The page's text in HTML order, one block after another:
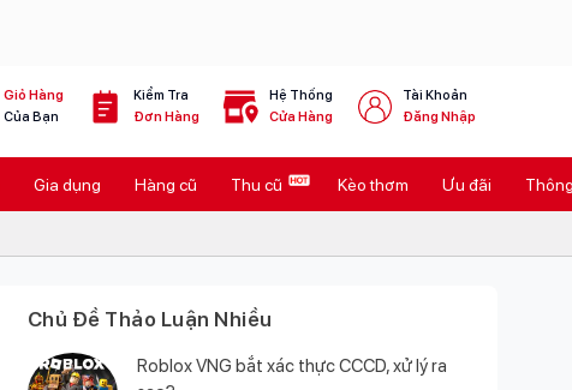
Giỏ Hàng
Của Bạn
Kiểm Tra
Đơn Hàng
Hệ Thống
Cửa Hàng
Tài Khoản
Đăng Nhập
Gia dụng Hàng cũ Thu cũ Kèo thơm Ưu đãi
Chủ Đề Thảo Luận Nhiều
Roblox VNG bắt xác thực CCCD, xử lý ra